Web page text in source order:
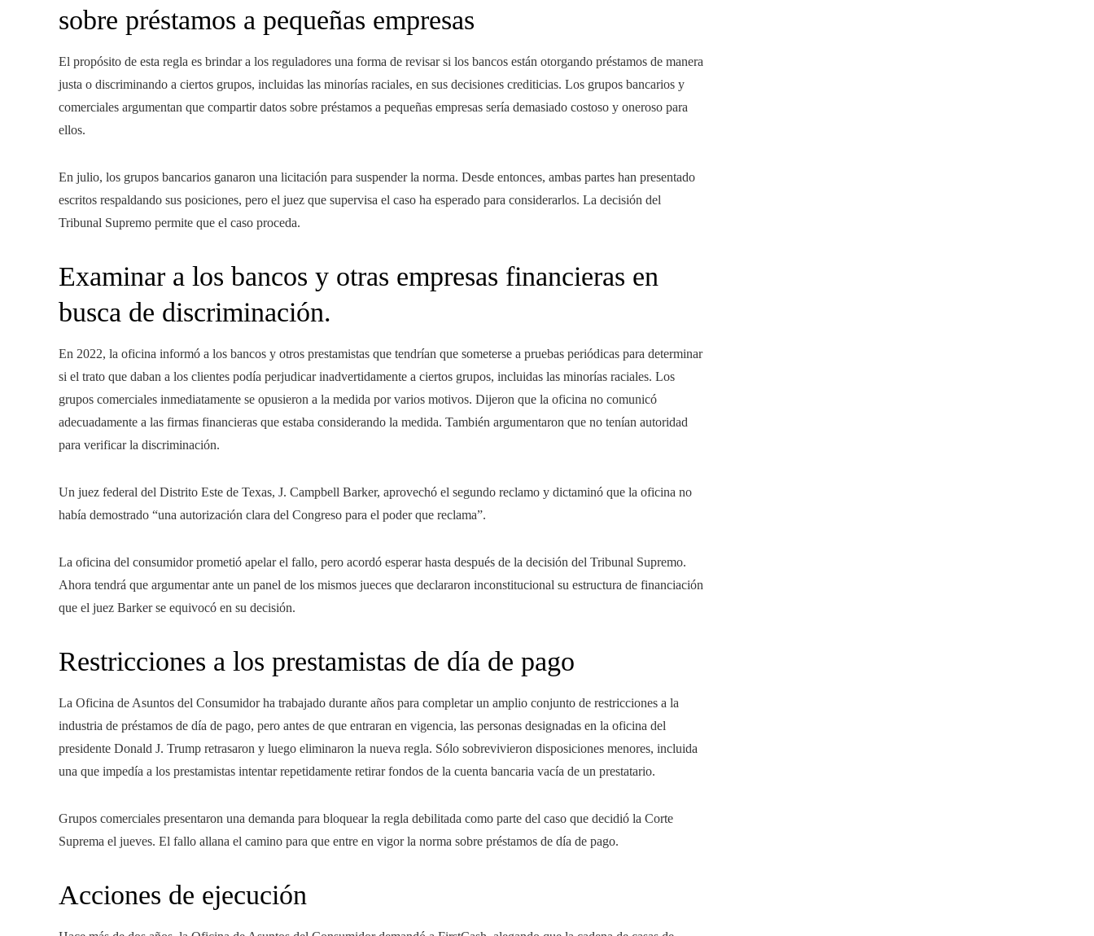
sobre préstamos a pequeñas empresas
El propósito de esta regla es brindar a los reguladores una forma de revisar si los bancos están otorgando préstamos de manera
justa o discriminando a ciertos grupos, incluidas las minorías raciales, en sus decisiones crediticias. Los grupos bancarios y
comerciales argumentan que compartir datos sobre préstamos a pequeñas empresas sería demasiado costoso y oneroso para
ellos.
En julio, los grupos bancarios ganaron una licitación para suspender la norma. Desde entonces, ambas partes han presentado
escritos respaldando sus posiciones, pero el juez que supervisa el caso ha esperado para considerarlos. La decisión del
Tribunal Supremo permite que el caso proceda.
Examinar a los bancos y otras empresas financieras en
busca de discriminación.
En 2022, la oficina informó a los bancos y otros prestamistas que tendrían que someterse a pruebas periódicas para determinar
si el trato que daban a los clientes podía perjudicar inadvertidamente a ciertos grupos, incluidas las minorías raciales. Los
grupos comerciales inmediatamente se opusieron a la medida por varios motivos. Dijeron que la oficina no comunicó
adecuadamente a las firmas financieras que estaba considerando la medida. También argumentaron que no tenían autoridad
para verificar la discriminación.
Un juez federal del Distrito Este de Texas, J. Campbell Barker, aprovechó el segundo reclamo y dictaminó que la oficina no
había demostrado “una autorización clara del Congreso para el poder que reclama”.
La oficina del consumidor prometió apelar el fallo, pero acordó esperar hasta después de la decisión del Tribunal Supremo.
Ahora tendrá que argumentar ante un panel de los mismos jueces que declararon inconstitucional su estructura de financiación
que el juez Barker se equivocó en su decisión.
Restricciones a los prestamistas de día de pago
La Oficina de Asuntos del Consumidor ha trabajado durante años para completar un amplio conjunto de restricciones a la
industria de préstamos de día de pago, pero antes de que entraran en vigencia, las personas designadas en la oficina del
presidente Donald J. Trump retrasaron y luego eliminaron la nueva regla. Sólo sobrevivieron disposiciones menores, incluida
una que impedía a los prestamistas intentar repetidamente retirar fondos de la cuenta bancaria vacía de un prestatario.
Grupos comerciales presentaron una demanda para bloquear la regla debilitada como parte del caso que decidió la Corte
Suprema el jueves. El fallo allana el camino para que entre en vigor la norma sobre préstamos de día de pago.
Acciones de ejecución